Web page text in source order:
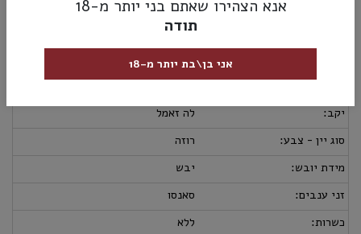
3525490010126
מדיניות החזרות
2 ב- 90₪
יקב:
לה זאמל
סוג יין - צבע:
רוזה
מידת יובש:
יבש
זני ענבים:
סאנסו
כשרות:
ללא
אנא הצהירו שאתם בני יותר מ-18
תודה
אני בן\בת יותר מ-18